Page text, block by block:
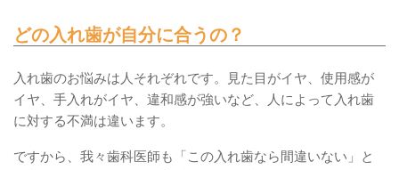
どの入れ歯が自分に合うの？
入れ歯のお悩みは人それぞれです。見た目がイヤ、使用感が
イヤ、手入れがイヤ、違和感が強いなど、人によって入れ歯
に対する不満は違います。
ですから、我々歯科医師も「この入れ歯なら間違いない」と